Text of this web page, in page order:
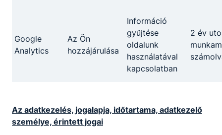
Google
Analytics
Az Ön
hozzájárulása
Információ
gyűjtése
oldalunk
használatával
kapcsolatban
2 év
Az adatkezelés, jogalapja, időtartama, adatkezelő
személye, érintett jogai